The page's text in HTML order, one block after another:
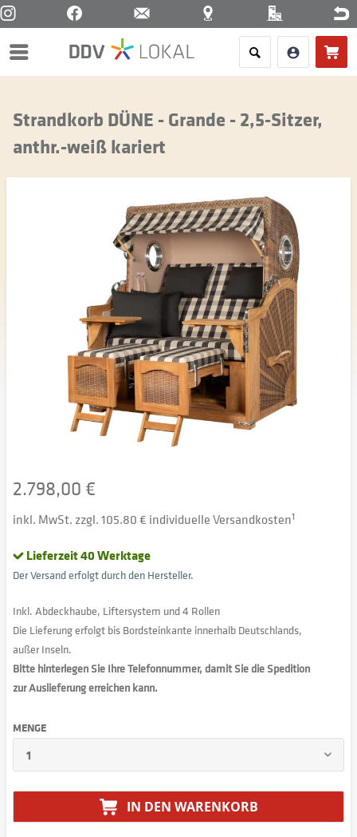
Menü
Strandkorb DÜNE - Grande - 2,5-Sitzer,
anthr.-weiß kariert
2.798,00 €
inkl. MwSt. zzgl. 105.80 € individuelle Versandkosten1
Lieferzeit 40 Werktage
Der Versand erfolgt durch den Hersteller.
Inkl. Abdeckhaube, Liftersystem und 4 Rollen
Die Lieferung erfolgt bis Bordsteinkante innerhalb Deutschlands,
außer Inseln.
Bitte hinterlegen Sie Ihre Telefonnummer, damit Sie die Spedition
zur Auslieferung erreichen kann.
MENGE
IN DEN WARENKORB